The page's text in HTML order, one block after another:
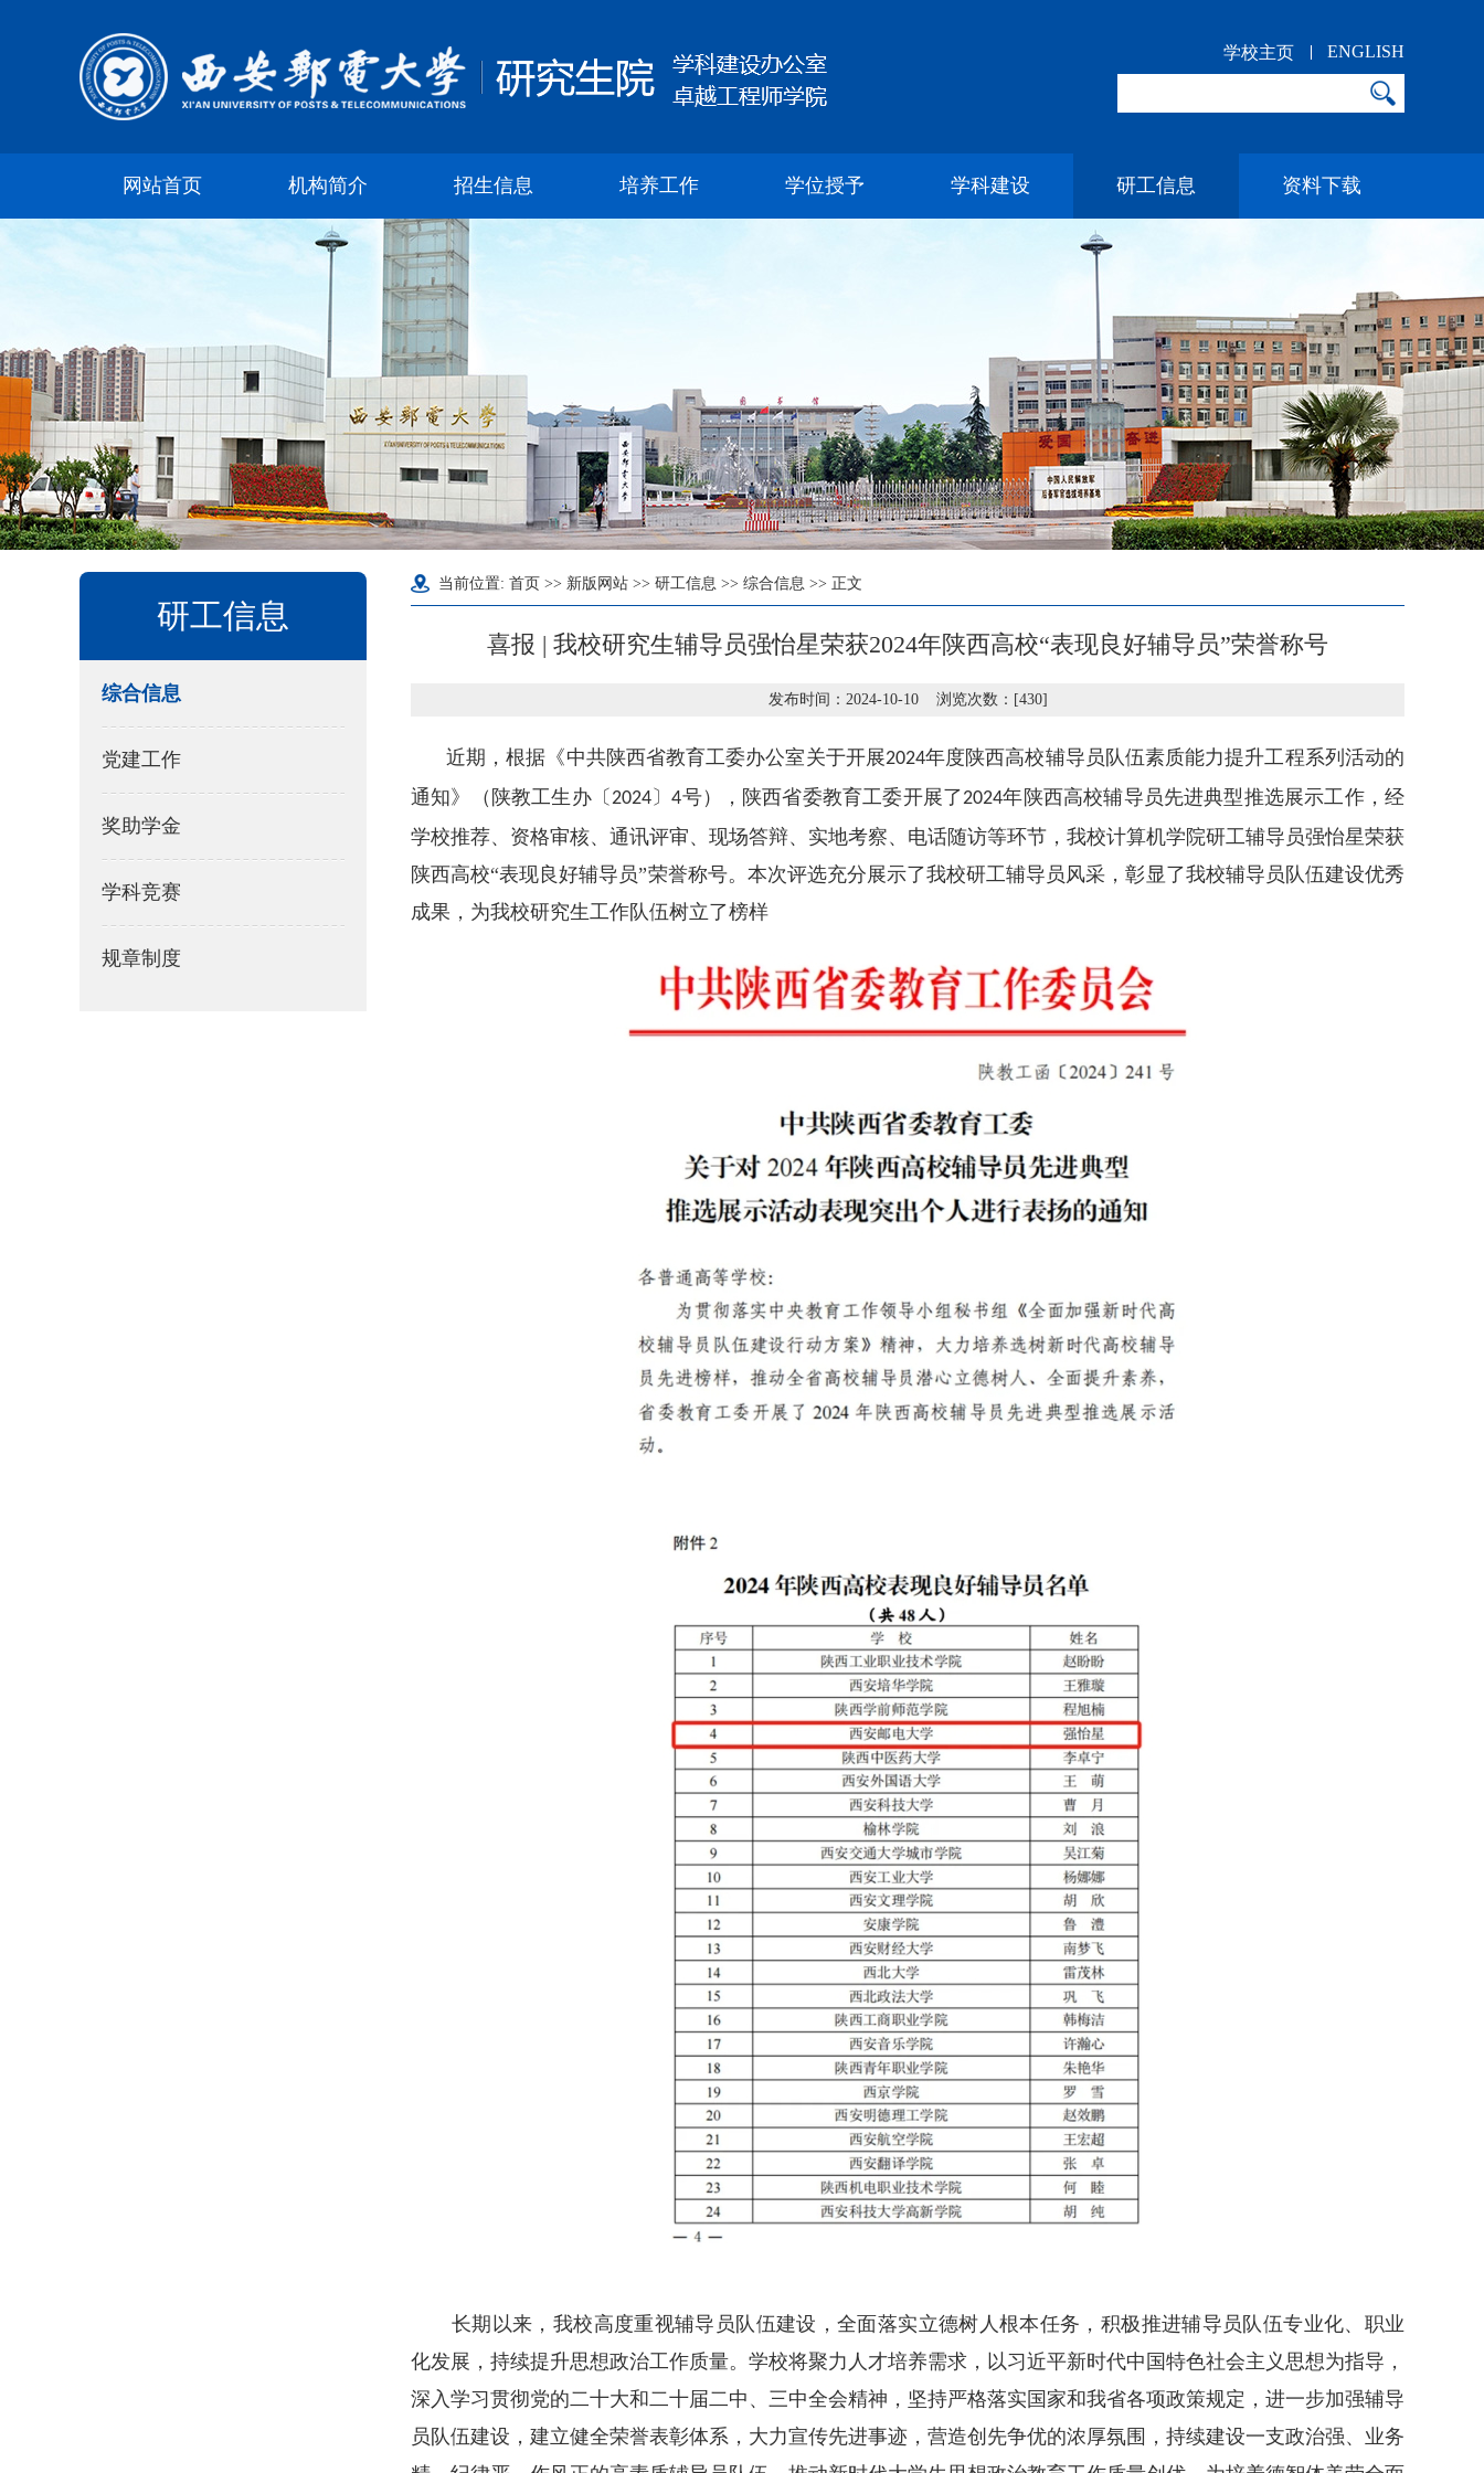
学校主页 ENGLISH
网站首页 机构简介 招生信息 培养工作 学位授予 学科建设 研工信息 资料下载
研工信息
综合信息
党建工作
奖助学金
学科竞赛
规章制度
当前位置: 首页 >> 新版网站 >> 研工信息 >> 综合信息 >> 正文
喜报 | 我校研究生辅导员强怡星荣获2024年陕西高校“表现良好辅导员”荣誉称号
发布时间：2024-10-10 浏览次数：[430]
近期，根据《中共陕西省教育工委办公室关于开展2024年度陕西高校辅导员队伍素质能力提升工程系列活动的
通知》（陕教工生办〔 2024〕4号），陕西省委教育工委开展了2024年陕西高校辅导员先进典型推选展示工作，经
学校推荐、资格审核、通讯评审、现场答辩、实地考察、电话随访等环节，我校计算机学院研工辅导员强怡星荣获
陕西高校“表现良好辅导员”荣誉称号。本次评选充分展示了我校研工辅导员风采，彰显了我校辅导员队伍建设优秀
成果，为我校研究生工作队伍树立了榜样
长期以来，我校高度重视辅导员队伍建设，全面落实立德树人根本任务，积极推进辅导员队伍专业化、职业
化发展，持续提升思想政治工作质量。学校将聚力人才培养需求，以习近平新时代中国特色社会主义思想为指导，
深入学习贯彻党的二十大和二十届二中、三中全会精神，坚持严格落实国家和我省各项政策规定，进一步加强辅导
员队伍建设，建立健全荣誉表彰体系，大力宣传先进事迹，营造创先争优的浓厚氛围，持续建设一支政治强、业务